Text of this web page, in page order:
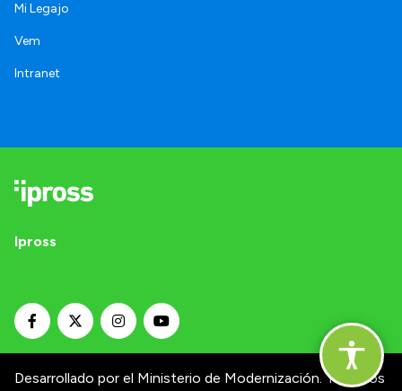
Mi Legajo
Vem
Intranet
Ipross
Desarrollado por el Ministerio de Modernización. Términos